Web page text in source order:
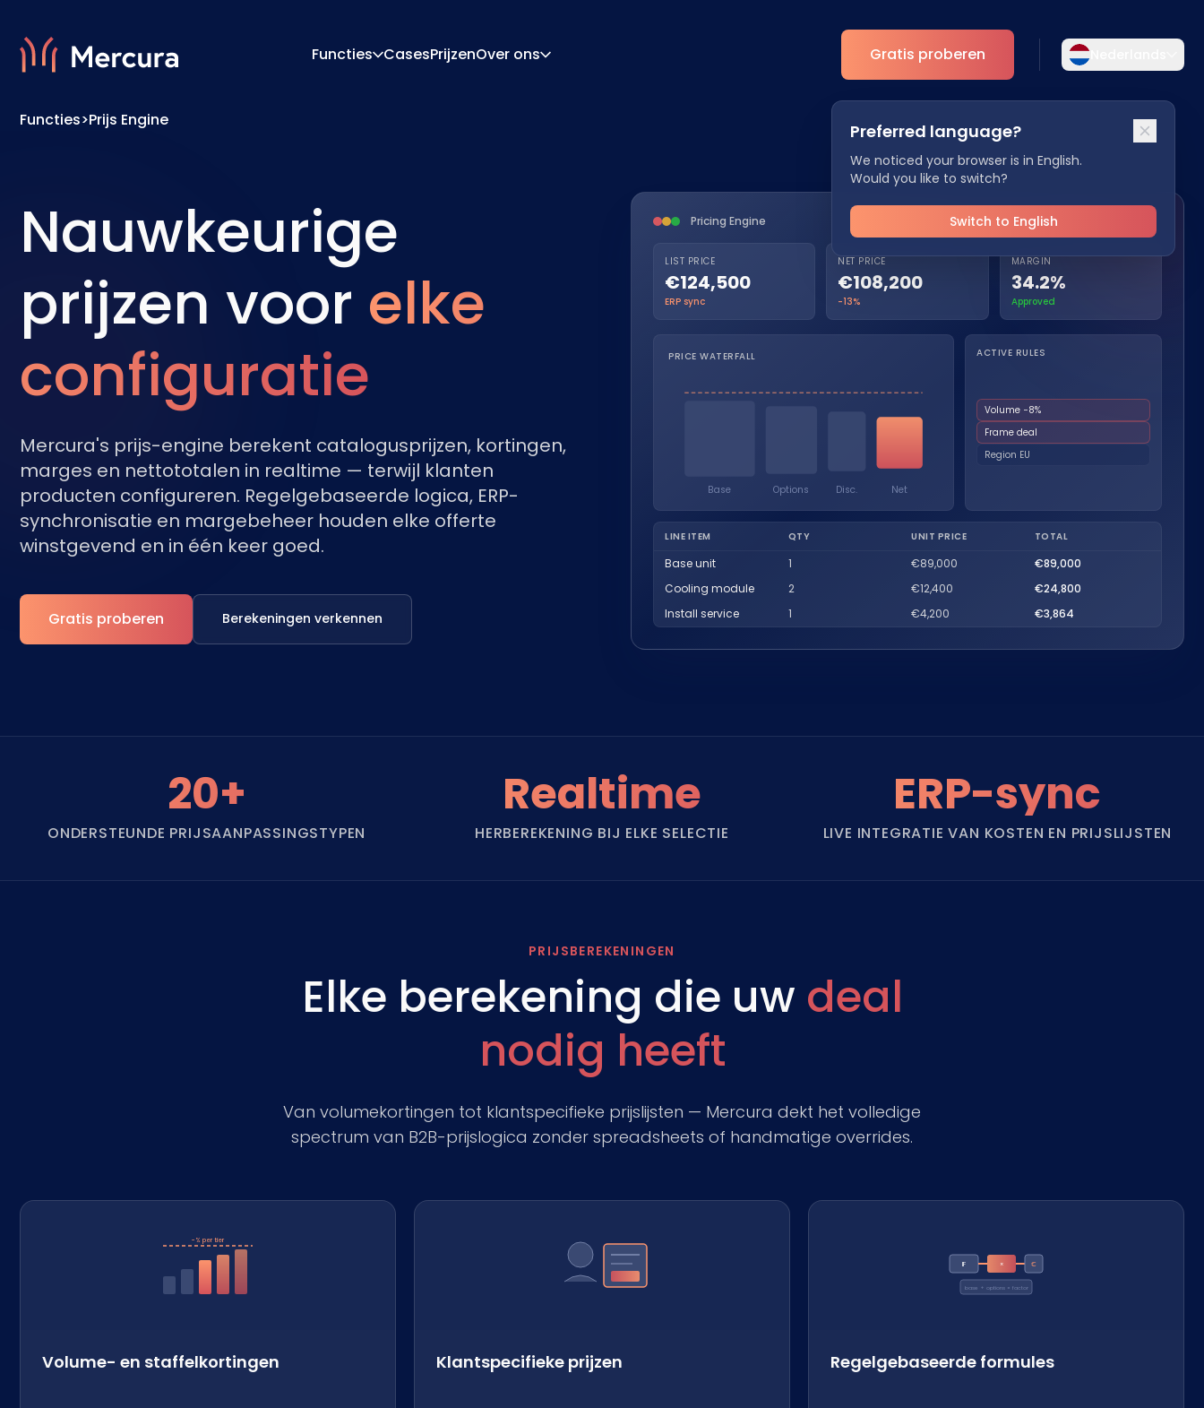
Functies
Analytics
Integraties
CasesPrijzenOver ons
Preferred language?
We noticed your browser is in English.
Would you like to switch?
Switch to English
Gratis proberen
Kies uw voorkeurstaal voor een meer
persoonlijke ervaring.
English Deutsch
Español
ES
Dansk
DA
Nederlands
Functies>Prijs Engine
Nauwkeurige
prijzen voor elke
configuratie
Mercura's prijs-engine berekent catalogusprijzen, kortingen,
marges en nettototalen in realtime — terwijl klanten
producten configureren. Regelgebaseerde logica, ERP-
synchronisatie en margebeheer houden elke offerte
winstgevend en in één keer goed.
Gratis proberen Berekeningen verkennen
Pricing Engine
LIST PRICE
€124,500
ERP sync
NET PRICE
€108,200
-13%
MARGIN
34.2%
Approved
PRICE WATERFALL
Base Options Disc. Net
ACTIVE RULES
Volume −8%
Frame deal
Region EU
LINE ITEM QTY UNIT PRICE TOTAL
Base unit 1 €89,000
€89,000
Cooling module
2 €12,400
€24,800
Install service
1 €4,200 €3,864
20+
ONDERSTEUNDE PRIJSAANPASSINGSTYPEN
Realtime
HERBEREKENING BIJ ELKE SELECTIE
ERP-sync
LIVE INTEGRATIE VAN KOSTEN EN PRIJSLIJSTEN
PRIJSBEREKENINGEN
Elke berekening die uw deal
nodig heeft
Van volumekortingen tot klantspecifieke prijslijsten — Mercura dekt het volledige
spectrum van B2B-prijslogica zonder spreadsheets of handmatige overrides.
−% per tier
Volume- en staffelkortingen Klantspecifieke prijzen
IF × €
base + options × factor
Regelgebaseerde formules